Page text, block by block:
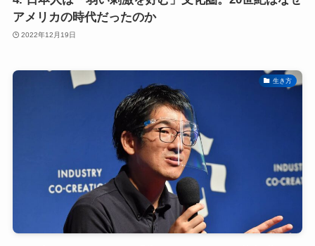
アメリカの時代だったのか
2022年12月19日
生き方